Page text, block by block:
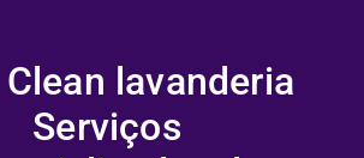
lavanderia
Serviços